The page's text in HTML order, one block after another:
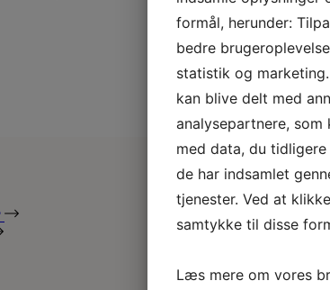
formål, herunder:
bedre
statistik og
kan blive delt med
analysepartnere, som
med data, du
de har indsamlet
tjenester. Ved at
samtykke til disse
Læs mere om vores